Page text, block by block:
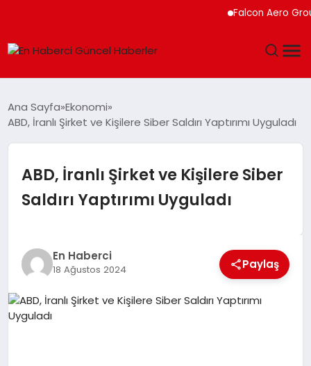
Falcon Aero Group,
SPOR
SAĞLIK
TEKNOLOJI
DÜNYA
EKONOMI
Ana Sayfa Ekonomi
ABD, İranlı Şirket ve Kişilere Siber Saldırı Yaptırımı Uyguladı
ABD, İranlı Şirket ve Kişilere Siber
Saldırı Yaptırımı Uyguladı
En Haberci
18 Ağustos 2024 Paylaş